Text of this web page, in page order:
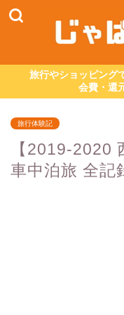
旅行やショッピング
会費・還
旅行体験記
【2019-2020
車中泊旅 全記